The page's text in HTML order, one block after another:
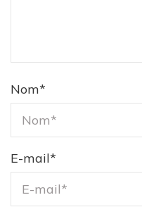
Nom*
E-mail*